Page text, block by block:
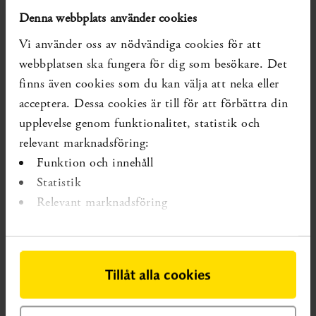
Denna webbplats använder cookies
Vi använder oss av nödvändiga cookies för att
webbplatsen ska fungera för dig som besökare. Det
finns även cookies som du kan välja att neka eller
acceptera. Dessa cookies är till för att förbättra din
upplevelse genom funktionalitet, statistik och
relevant marknadsföring:
Funktion och innehåll
Statistik
Relevant marknadsföring
Tillåt alla cookies
utvärderades effekter för över sex månaders
behandlingstid, och inga statistiskt signifikanta effekter
identifierades. Författarna till översikterna drog
slutsatsen att fler studier behövs för att kunna bedöma
effekten av majoriteten av preparaten. Författarna
konstaterade även att det fanns stora skillnader mellan
de verksamma substanserna i de preparat som
undersöktes, samt att studierna ofta var små och
bedömdes ha hög risk för bias. Jävsproblematik var
vanligt förekommande, då ett flertal av studierna som
påverka tilltron till resultaten. Författarnas slutsatser har
inte analyserats utifrån svenska förhållanden.